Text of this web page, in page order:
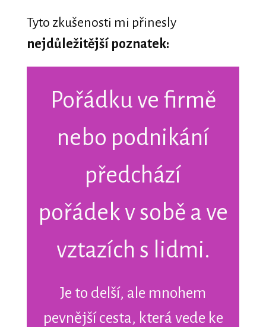
Tyto zkušenosti mi přinesly
nejdůležitější poznatek:
Pořádku ve firmě
nebo podnikání
předchází
pořádek v sobě a ve
vztazích s lidmi.
Je to delší, ale mnohem
pevnější cesta, která vede ke